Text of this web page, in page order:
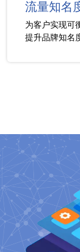
流量知名
为客户实现可
提升品牌知名